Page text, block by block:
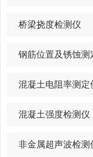
桥梁挠度检测仪
钢筋位置及锈蚀测
混凝土电阻率测定
混凝土强度检测仪
非金属超声波检测